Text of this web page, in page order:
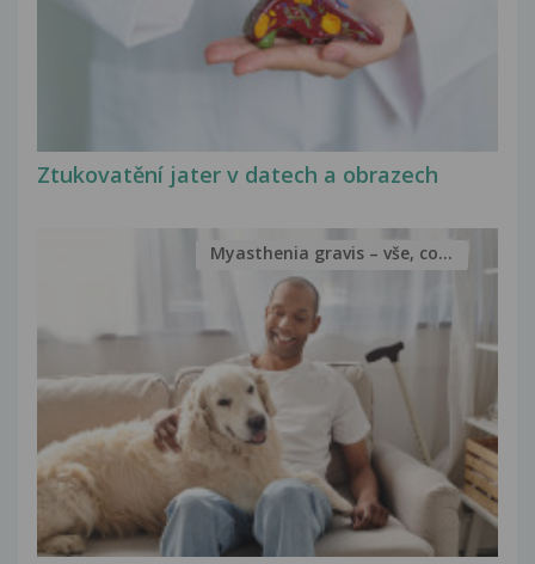
Ztukovatění jater v datech a obrazech
Myasthenia gravis – vše, co...